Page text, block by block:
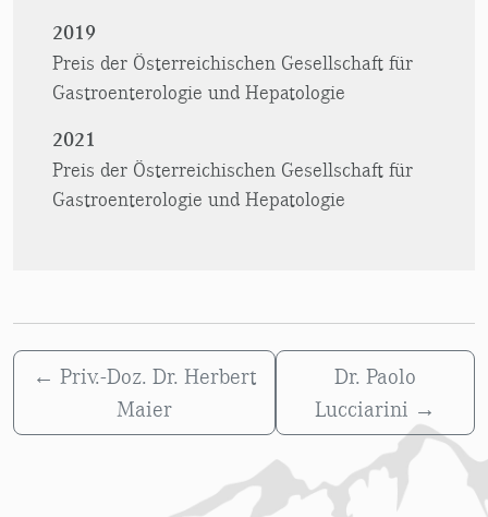
2019
Preis der Österreichischen Gesellschaft für
Gastroenterologie und Hepatologie
2021
Preis der Österreichischen Gesellschaft für
Gastroenterologie und Hepatologie
← Priv.-Doz. Dr. Herbert
Maier
Dr. Paolo
Lucciarini →